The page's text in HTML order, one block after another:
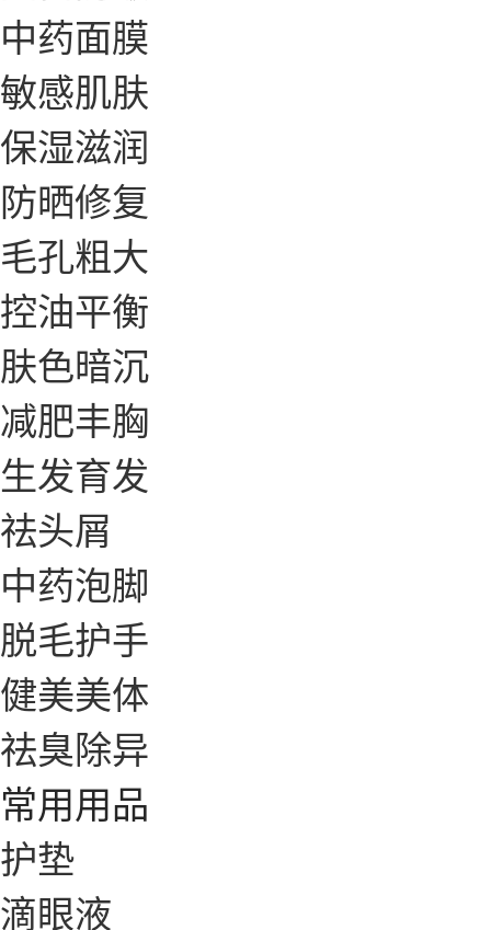
中药面膜
敏感肌肤
保湿滋润
防晒修复
毛孔粗大
控油平衡
肤色暗沉
减肥丰胸
生发育发
祛头屑
中药泡脚
脱毛护手
健美美体
祛臭除异
常用用品
护垫
滴眼液